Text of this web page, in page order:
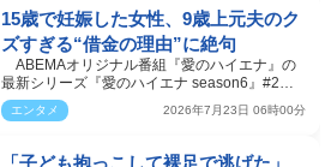
15歳で妊娠した女性、9歳上元夫のク
ズすぎる“借金の理由”に絶句
ABEMAオリジナル番組『愛のハイエナ』の
最新シリーズ『愛のハイエナ season6』#2が
21日、放送された。#2…
エンタメ 2026年7月23日 06時00分